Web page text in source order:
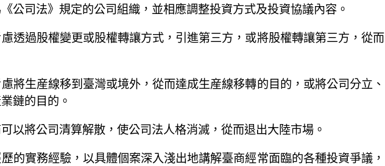
公司法》規定的公司組織，並相應調整投資方式及投資協議內容。
透過股權變更或股權轉讓方式，引進第三方，或將股權轉讓第三方，從而
將生産線移到臺灣或境外，從而達成生産線移轉的目的，或將公司分立、
鏈的目的。
以將公司清算解散，使公司法人格消滅，從而退出大陸市場。
的實務經驗，以具體個案深入淺出地講解臺商經常面臨的各種投資爭議，